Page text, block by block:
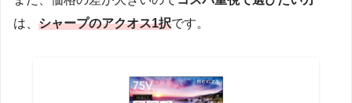
は、 シャープのアクオス1択です。